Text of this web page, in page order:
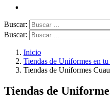
Buscar:
Buscar:
Inicio
Tiendas de Uniformes en
Tiendas de Uniformes
Tiendas de